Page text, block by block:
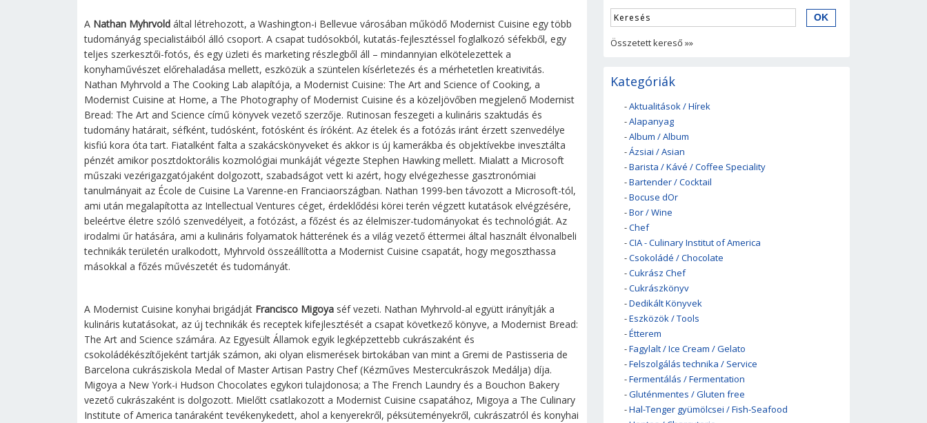
A Nathan Myhrvold által létrehozott, a Washington-i Bellevue városában működő Modernist Cuisine egy több
tudományág specialistáiból álló csoport. A csapat tudósokból, kutatás-fejlesztéssel foglalkozó séfekből, egy
teljes szerkesztői-fotós, és egy üzleti és marketing részlegből áll – mindannyian elkötelezettek a
konyhaművészet előrehaladása mellett, eszközük a szüntelen kísérletezés és a mérhetetlen kreativitás.
Nathan Myhrvold a The Cooking Lab alapítója, a Modernist Cuisine: The Art and Science of Cooking, a
Modernist Cuisine at Home, a The Photography of Modernist Cuisine és a közeljövőben megjelenő Modernist
Bread: The Art and Science című könyvek vezető szerzője. Rutinosan feszegeti a kulináris szaktudás és
tudomány határait, séfként, tudósként, fotósként és íróként. Az ételek és a fotózás iránt érzett szenvedélye
kisfiú kora óta tart. Fiatalként falta a szakácskönyveket és akkor is új kamerákba és objektívekbe invesztálta
pénzét amikor posztdoktorális kozmológiai munkáját végezte Stephen Hawking mellett. Mialatt a Microsoft
műszaki vezérigazgatójaként dolgozott, szabadságot vett ki azért, hogy elvégezhesse gasztronómiai
tanulmányait az École de Cuisine La Varenne-en Franciaországban. Nathan 1999-ben távozott a Microsoft-tól,
ami után megalapította az Intellectual Ventures céget, érdeklődési körei terén végzett kutatások elvégzésére,
beleértve életre szóló szenvedélyeit, a fotózást, a főzést és az élelmiszer-tudományokat és technológiát. Az
irodalmi űr hatására, ami a kulináris folyamatok hátterének és a világ vezető éttermei által használt élvonalbeli
technikák területén uralkodott, Myhrvold összeállította a Modernist Cuisine csapatát, hogy megoszthassa
másokkal a főzés művészetét és tudományát.
A Modernist Cuisine konyhai brigádját Francisco Migoya séf vezeti. Nathan Myhrvold-al együtt irányítják a
kulináris kutatásokat, az új technikák és receptek kifejlesztését a csapat következő könyve, a Modernist Bread:
The Art and Science számára. Az Egyesült Államok egyik legképzettebb cukrászaként és
csokoládékészítőjeként tartják számon, aki olyan elismerések birtokában van mint a Gremi de Pastisseria de
Barcelona cukrásziskola Medal of Master Artisan Pastry Chef (Kézműves Mestercukrászok Medálja) díja.
Migoya a New York-i Hudson Chocolates egykori tulajdonosa; a The French Laundry és a Bouchon Bakery
vezető cukrászaként is dolgozott. Mielőtt csatlakozott a Modernist Cuisine csapatához, Migoya a The Culinary
Institute of America tanáraként tevékenykedett, ahol a kenyerekről, péksüteményekről, cukrászatról és konyhai
Összetett kereső »»
Kategóriák
-Aktualitások / Hírek
-Alapanyag
-Album / Album
-Ázsiai / Asian
-Barista / Kávé / Coffee Speciality
-Bartender / Cocktail
-Bocuse dOr
-Bor / Wine
-Chef
-CIA - Culinary Institut of America
-Csokoládé / Chocolate
-Cukrász Chef
-Cukrászkönyv
-Dedikált Könyvek
-Eszközök / Tools
-Étterem
-Fagylalt / Ice Cream / Gelato
-Felszolgálás technika / Service
-Fermentálás / Fermentation
-Gluténmentes / Gluten free
-Hal-Tenger gyümölcsei / Fish-Seafood